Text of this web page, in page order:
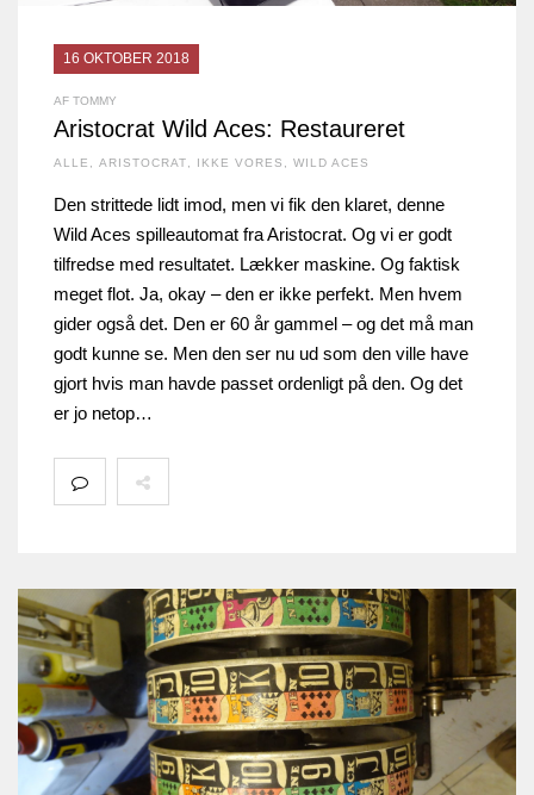
16 OKTOBER 2018
AF TOMMY
Aristocrat Wild Aces: Restaureret
ALLE , ARISTOCRAT, IKKE VORES , WILD ACES
Den strittede lidt imod, men vi fik den klaret, denne
Wild Aces spilleautomat fra Aristocrat. Og vi er godt
tilfredse med resultatet. Lækker maskine. Og faktisk
meget flot. Ja, okay – den er ikke perfekt. Men hvem
gider også det. Den er 60 år gammel – og det må man
godt kunne se. Men den ser nu ud som den ville have
gjort hvis man havde passet ordenligt på den. Og det
er jo netop…